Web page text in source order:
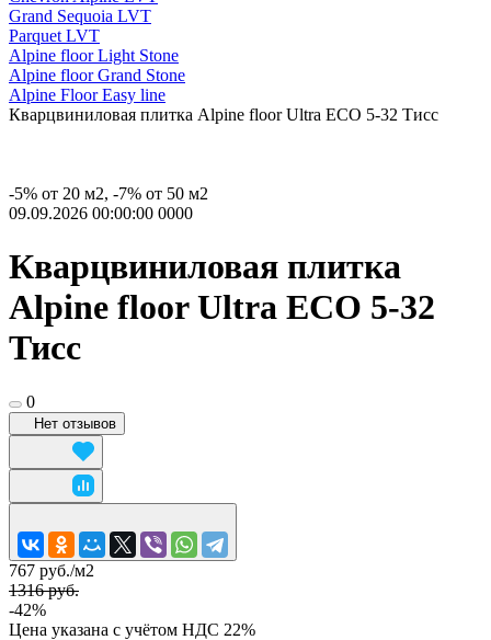
Grand Sequoia LVT
Parquet LVT
Alpine floor Light Stone
Alpine floor Grand Stone
Alpine Floor Easy line
Кварцвиниловая плитка Alpine floor Ultra ЕСО 5-32 Тисс
-5% от 20 м2, -7% от 50 м2
09.09.2026 00:00:00 0000
Кварцвиниловая плитка
Alpine floor Ultra ЕСО 5-32
Тисс
0
Нет отзывов
767 руб./м2
1316 руб.
-42%
Цена указана с учётом НДС 22%